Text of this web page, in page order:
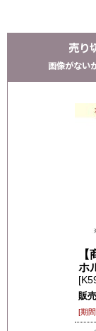
売り
画像がない